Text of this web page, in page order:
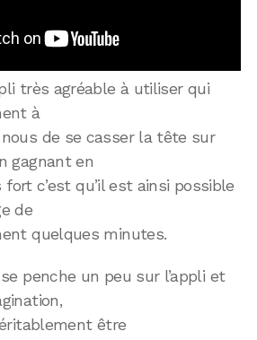
très agréable à utiliser qui
à
nous de se casser la tête sur
gagnant en
c’est qu’il est ainsi possible
de
quelques minutes.
penche un peu sur l’appli et
être